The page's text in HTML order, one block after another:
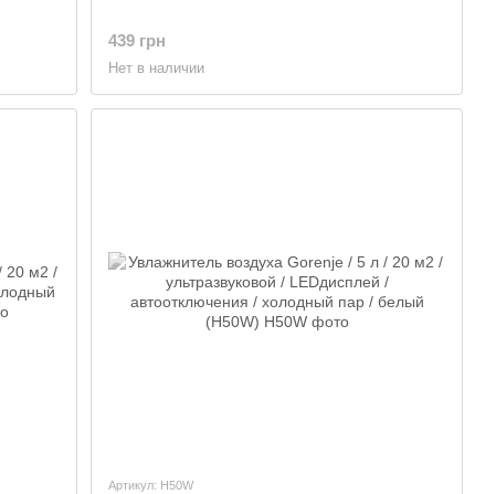
439 грн
Нет в наличии
Артикул: H50W